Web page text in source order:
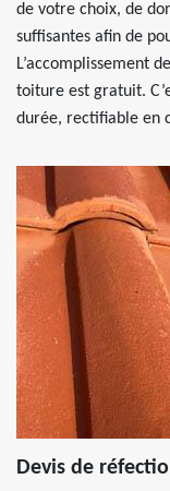
de votre choix, de
suffisantes afin de
L’accomplissement
toiture est gratuit.
durée, rectifiable en
Devis de